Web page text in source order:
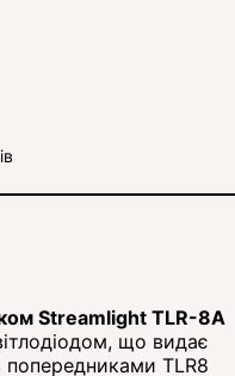
Streamlight TLR-8A
що видає
попередниками TLR8